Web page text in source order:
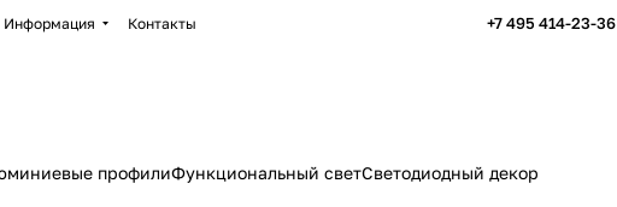
Информация Контакты +7 495 414-23-36
профилиФункциональный светСветодиодный декор